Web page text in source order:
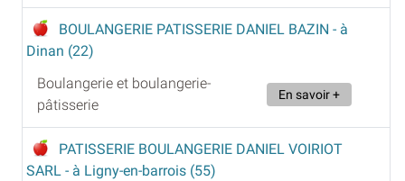
BOULANGERIE PATISSERIE DANIEL BAZIN - à
Dinan (22)
Boulangerie et boulangerie-
pâtisserie
En savoir +
PATISSERIE BOULANGERIE DANIEL VOIRIOT
SARL - à Ligny-en-barrois (55)